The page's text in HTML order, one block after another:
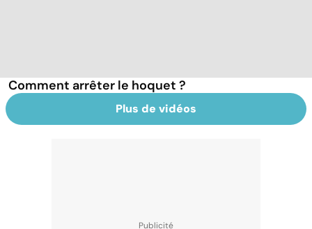
Comment arrêter le hoquet ?
Plus de vidéos